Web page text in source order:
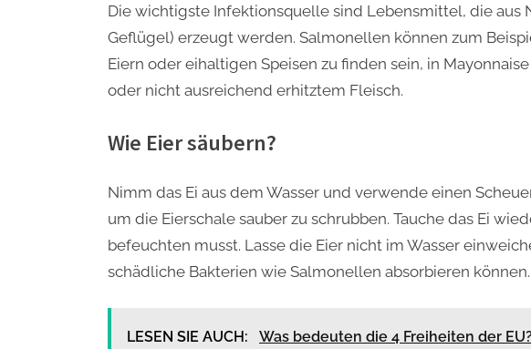
Die wichtigste Infektionsquelle sind Lebensmittel, die aus
Geflügel) erzeugt werden. Salmonellen können zum
Eiern oder eihaltigen Speisen zu finden sein, in
oder nicht ausreichend erhitztem Fleisch.
Wie Eier säubern?
Nimm das Ei aus dem Wasser und verwende einen
um die Eierschale sauber zu schrubben. Tauche das Ei
befeuchten musst. Lasse die Eier nicht im Wasser
schädliche Bakterien wie Salmonellen absorbieren können.
LESEN SIE AUCH: Was bedeuten die 4 Freiheiten der EU?